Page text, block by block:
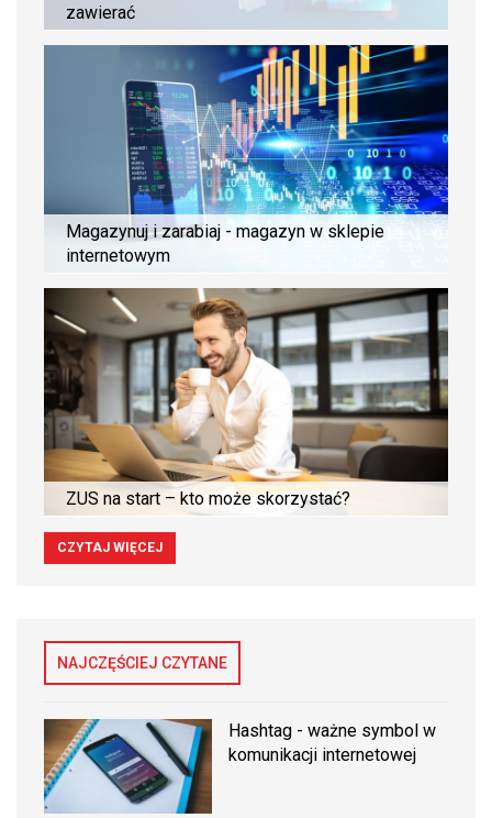
zawierać
Magazynuj i zarabiaj - magazyn w sklepie
internetowym
ZUS na start – kto może skorzystać?
CZYTAJ WIĘCEJ
NAJCZĘŚCIEJ CZYTANE
Hashtag - ważne symbol w
komunikacji internetowej